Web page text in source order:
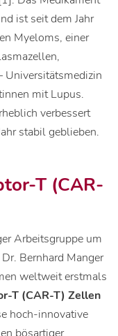
ist seit dem Jahr
Myeloms, einer
Universitätsmedizin
mit Lupus.
verbessert
stabil geblieben.
T (CAR-
Arbeitsgruppe um
Bernhard Manger
weltweit erstmals
T (CAR-T) Zellen
hoch-innovative